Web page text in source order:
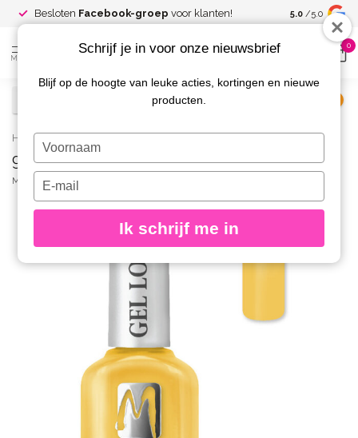
Besloten Facebook-groep voor klanten! Spaar voor
kortingen
5.0 /5.0
MENU
0
Home / 931 Gel Look Nagellak Felicite
931 Gel Look Nagellak Felicite
MOYRA
Schrijf je in voor onze nieuwsbrief
Blijf op de hoogte van leuke acties, kortingen en nieuwe
producten.
Typ
je
naam
Typ
je
e-
in
Ik schrijf me in